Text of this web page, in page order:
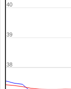
38
39
40